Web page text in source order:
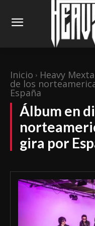
Inicio Heavy
de los
España
Álbum en
gira por